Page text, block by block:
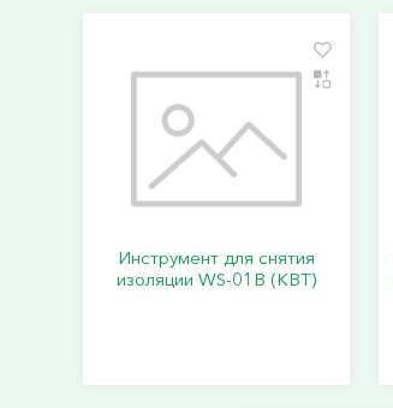
Инструмент для снятия
изоляции WS-01B (КВТ)